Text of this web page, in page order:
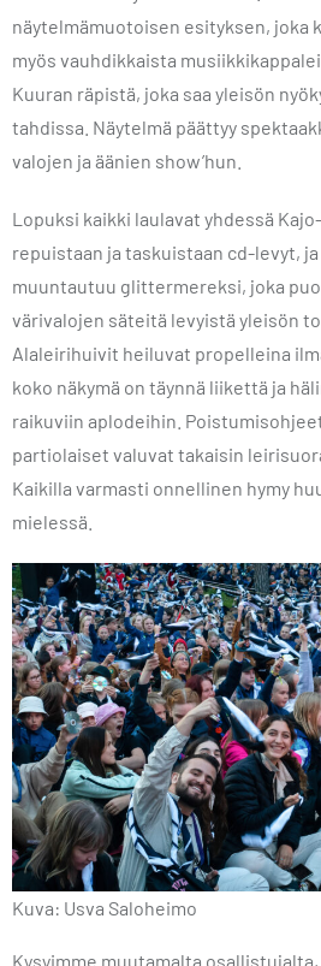
näytelmämuotoisen esityksen, joka
myös vauhdikkaista
Kuuran räpistä, joka saa yleisön
tahdissa. Näytelmä päättyy
valojen ja äänien show’hun.
Lopuksi kaikki laulavat yhdessä
repuistaan ja taskuistaan cd-levyt,
muuntautuu glittermereksi, joka
värivalojen säteitä levyistä yleisön
Alaleirihuivit heiluvat propelleina
koko näkymä on täynnä liikettä ja
raikuviin aplodeihin.
partiolaiset valuvat takaisin
Kaikilla varmasti onnellinen hymy
mielessä.
Kuva: Usva Saloheimo
Kysyimme muutamalta